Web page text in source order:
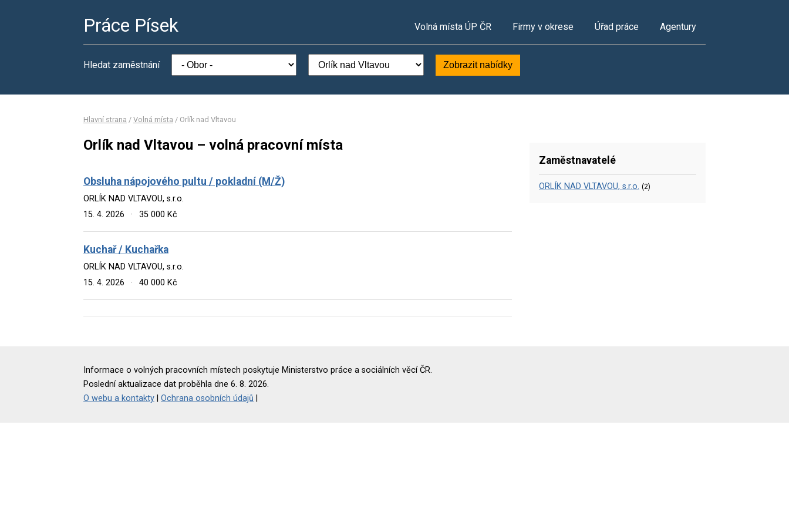
Práce Písek Volná místa ÚP ČR Firmy v okrese Úřad práce Agentury
Hledat zaměstnání Zobrazit nabídky
Hlavní strana / Volná místa / Orlík nad Vltavou
Orlík nad Vltavou – volná pracovní místa
Obsluha nápojového pultu / pokladní (M/Ž)
ORLÍK NAD VLTAVOU, s.r.o.
15. 4. 2026
· 35 000 Kč
Kuchař / Kuchařka
ORLÍK NAD VLTAVOU, s.r.o.
15. 4. 2026
· 40 000 Kč
Zaměstnavatelé
ORLÍK NAD VLTAVOU, s.r.o. (2)
Informace o volných pracovních místech poskytuje Ministerstvo práce a sociálních věcí ČR.
Poslední aktualizace dat proběhla dne 6. 8. 2026.
O webu a kontakty
Ochrana osobních údajů